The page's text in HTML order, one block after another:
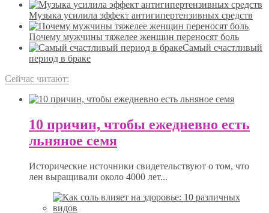
Музыка усилила эффект антигипертензивных средств
Почему мужчины тяжелее женщин переносят боль
Самый счастливый
период в браке
Сейчас читают:
10 причин, чтобы ежедневно есть
льняное семя
Исторические источники свидетельствуют о том, что
лен выращивали около 4000 лет...